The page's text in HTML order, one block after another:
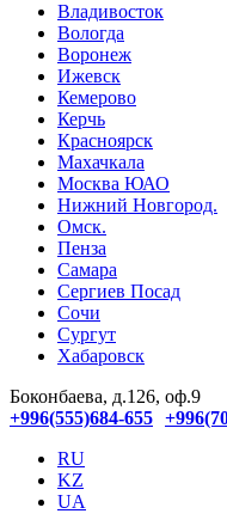
Владивосток
Вологда
Воронеж
Ижевск
Кемерово
Керчь
Красноярск
Махачкала
Москва ЮАО
Нижний Новгород.
Омск.
Пенза
Самара
Сергиев Посад
Сочи
Сургут
Хабаровск
Боконбаева, д.126, оф.9
+996(555)684-655
RU
KZ
UA